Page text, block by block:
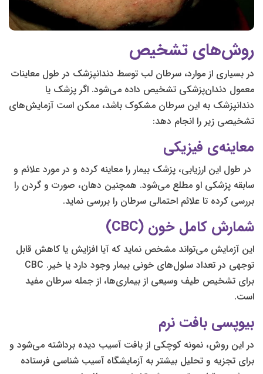
روش‌های تشخیص
در بسیاری از موارد، سرطان لب توسط دندانپزشک در طول معاینات
معمول دندان‌پزشکی تشخیص داده می‌شود. اگر پزشک یا
دندانپزشک به این سرطان مشکوک باشد، ممکن است آزمایش‌های
تشخیصی زیر را انجام دهد:
معاینه‌ی فیزیکی
در طول این ارزیابی، پزشک بیمار را معاینه کرده و در مورد علائم و
سابقه پزشکی او مطلع می‌شود. همچنین دهان، صورت و گردن را
بررسی کرده تا علائم احتمالی سرطان را بررسی نماید.
شمارش کامل خون (CBC)
این آزمایش می‌تواند مشخص نماید که آیا افزایش یا کاهش قابل
توجهی در تعداد سلول‌های خونی بیمار وجود دارد یا خیر. CBC
برای تشخیص طیف وسیعی از بیماری‌ها، از جمله سرطان مفید
است.
بیوپسی بافت نرم
در این روش، نمونه کوچکی از بافت آسیب دیده برداشته می‌شود و
برای تجزیه و تحلیل بیشتر به آزمایشگاه آسیب شناسی فرستاده